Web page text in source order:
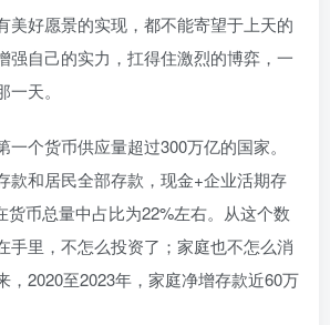
美好愿景的实现，都不能寄望于上天的
强自己的实力，扛得住激烈的博弈，一
天。
个货币供应量超过300万亿的国家。
款和居民全部存款，现金+企业活期存
货币总量中占比为22%左右。从这个数
手里，不怎么投资了；家庭也不怎么消
，2020至2023年，家庭净增存款近60万